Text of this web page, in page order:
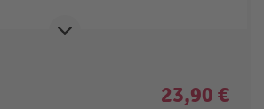
23,90 €